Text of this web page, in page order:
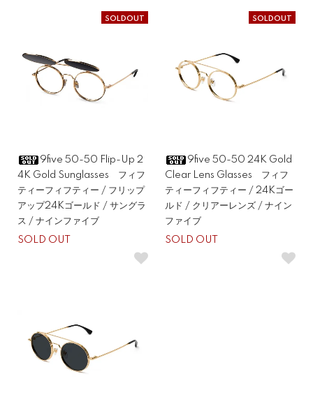
SOLDOUT
9five 50-50 Flip-Up 2
4K Gold Sunglasses フィフ
ティーフィフティー / フリップ
アップ24Kゴールド / サングラ
ス / ナインファイブ
SOLD OUT
SOLDOUT
9five 50-50 24K Gold
Clear Lens Glasses フィフ
ティーフィフティー / 24Kゴー
ルド / クリアーレンズ / ナイン
ファイブ
SOLD OUT